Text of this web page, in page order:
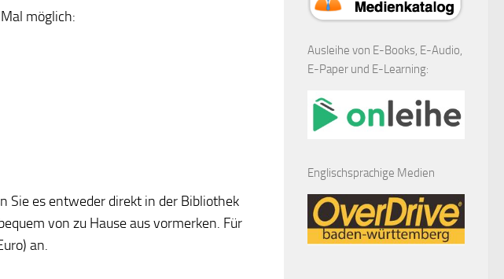
möglich:
Sie es entweder direkt in der Bibliothek
von zu Hause aus vormerken. Für
an.
Ausleihe von E-Books, E-Audio,
E-Paper und E-Learning:
Englischsprachige Medien